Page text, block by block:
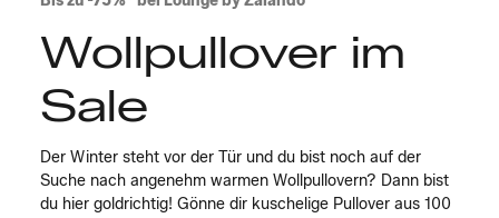
Wollpullover im
Sale
Der Winter steht vor der Tür und du bist noch auf der
Suche nach angenehm warmen Wollpullovern? Dann bist
du hier goldrichtig! Gönne dir kuschelige Pullover aus 100